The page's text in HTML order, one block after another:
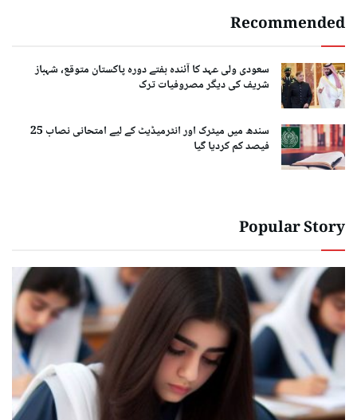
Recommended
سعودی ولی عہد کا آئندہ ہفتے دورہ پاکستان متوقع، شہباز
شریف کی دیگر مصروفیات ترک
سندھ میں میٹرک اور انٹرمیڈیٹ کے لیے امتحانی نصاب 25
فیصد کم کردیا گیا
Popular Story